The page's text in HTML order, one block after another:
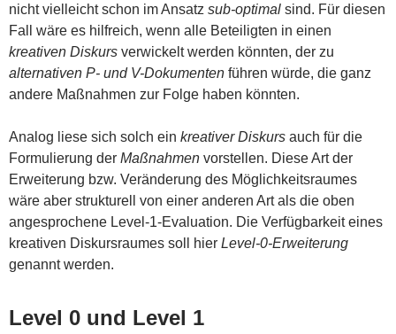
nicht vielleicht schon im Ansatz sub-optimal sind. Für diesen
Fall wäre es hilfreich, wenn alle Beteiligten in einen
kreativen Diskurs verwickelt werden könnten, der zu
alternativen P- und V-Dokumenten führen würde, die ganz
andere Maßnahmen zur Folge haben könnten.
Analog liese sich solch ein kreativer Diskurs auch für die
Formulierung der Maßnahmen vorstellen. Diese Art der
Erweiterung bzw. Veränderung des Möglichkeitsraumes
wäre aber strukturell von einer anderen Art als die oben
angesprochene Level-1-Evaluation. Die Verfügbarkeit eines
kreativen Diskursraumes soll hier Level-0-Erweiterung
genannt werden.
Level 0 und Level 1